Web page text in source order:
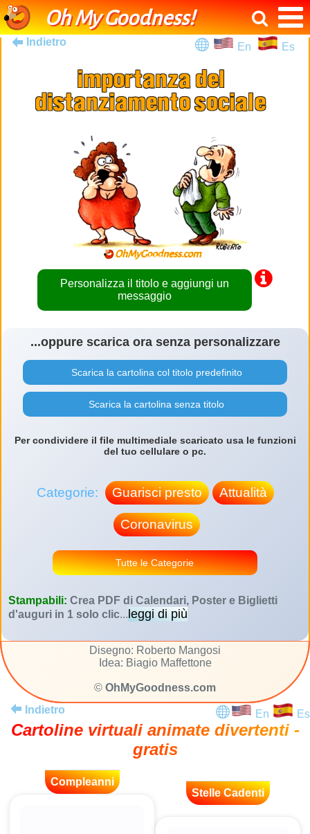
Oh My Goodness!
Indietro En Es
Personalizza il titolo e aggiungi un
messaggio
...oppure scarica ora senza personalizzare
Scarica la cartolina col titolo predefinito
Scarica la cartolina senza titolo
Per condividere il file multimediale scaricato usa le funzioni
del tuo cellulare o pc.
Categorie: Guarisci presto Attualità
Coronavirus
Tutte le Categorie
Stampabili: Crea PDF di Calendari, Poster e Biglietti
d'auguri in 1 solo clic...leggi di più
Disegno: Roberto Mangosi
Idea: Biagio Maffettone
© OhMyGoodness.com
Indietro
En Es
Cartoline virtuali animate divertenti -
gratis
Compleanni
Stelle Cadenti